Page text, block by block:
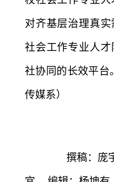
对齐基层治理真
社会工作专业人
社协同的长效平台。
传媒系）
撰稿：庞